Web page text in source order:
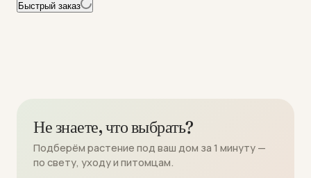
Быстрый заказ
Не знаете, что выбрать?
Подберём растение под ваш дом за 1 минуту —
по свету, уходу и питомцам.